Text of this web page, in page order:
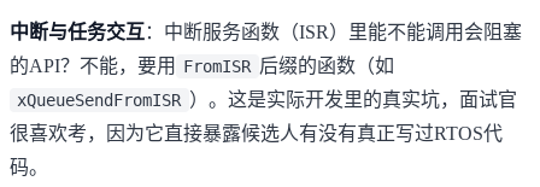
中断与任务交互 ：中断服务函数（ISR）里能不能调用会阻塞
的API？不能，要用
FromISR 后缀的函数（如
xQueueSendFromISR ）。这是实际开发里的真实坑，面试官
很喜欢考，因为它直接暴露候选人有没有真正写过RTOS代
码。